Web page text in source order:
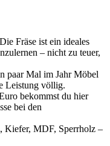
Die Fräse ist ein ideales
– nicht zu teuer,
paar Mal im Jahr Möbel
Leistung völlig.
bekommst du hier
bei den
Kiefer, MDF, Sperrholz –